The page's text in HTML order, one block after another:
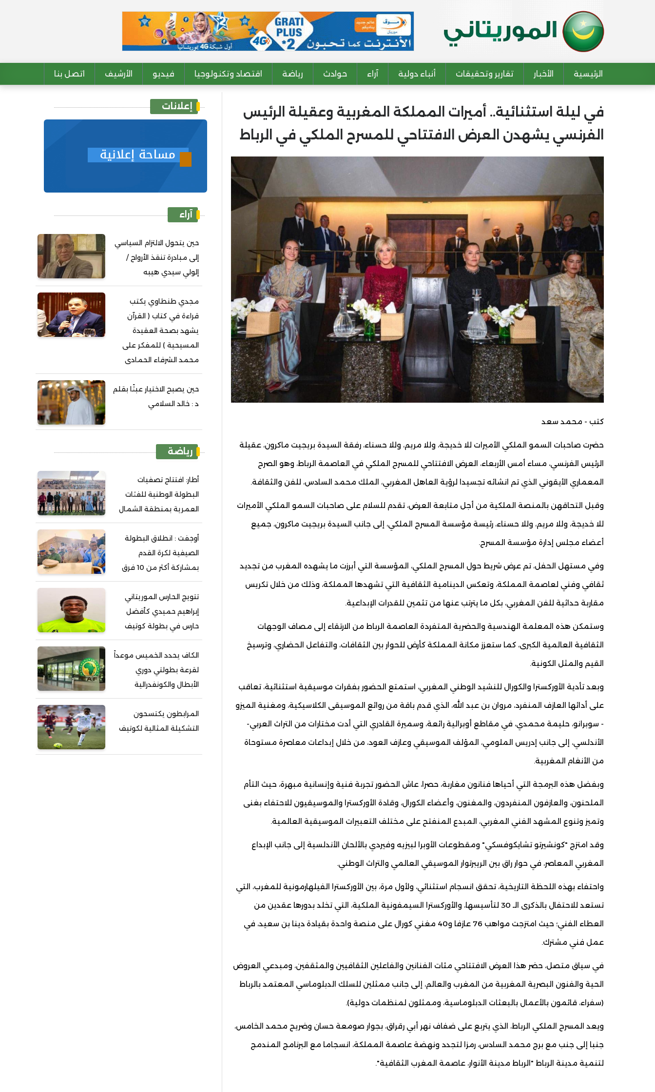
Main navigation
الرئيسية الأخبار تقارير وتحقيقات أنباء دولية آراء حوادث رياضة اقتصاد وتكنولوجيا فيديو الأرشيف اتصل بنا
في ليلة استثنائية.. أميرات المملكة المغربية وعقيلة الرئيس
الفرنسي يشهدن العرض الافتتاحي للمسرح الملكي في الرباط
كتب - محمد سعد
حضرت صاحبات السمو الملكي الأميرات للا خديجة، وللا مريم، وللا حسناء، رفقة السيدة بريجيت ماكرون، عقيلة
الرئيس الفرنسي، مساء أمس الأربعاء، العرض الافتتاحي للمسرح الملكي في العاصمة الرباط، وهو الصرح
المعماري الأيقوني الذي تم انشائه تجسيدا لرؤية العاهل المغربي، الملك محمد السادس، للفن والثقافة.
وقبل التحاقهن بالمنصة الملكية من أجل متابعة العرض، تقدم للسلام على صاحبات السمو الملكي الأميرات
للا خديجة، وللا مريم، وللا حسناء، رئيسة مؤسسة المسرح الملكي، إلى جانب السيدة بريجيت ماكرون، جميع
أعضاء مجلس إدارة مؤسسة المسرح.
وفي مستهل الحفل، تم عرض شريط حول المسرح الملكي، المؤسسة التي أبرزت ما يشهده المغرب من تجديد
ثقافي وفني لعاصمة المملكة، وتعكس الدينامية الثقافية التي تشهدها المملكة، وذلك من خلال تكريس
مقاربة حداثية للفن المغربي، بكل ما يترتب عنها من تثمين للقدرات الإبداعية.
وستمكن هذه المعلمة الهندسية والحضرية المتفردة العاصمة الرباط من الارتقاء إلى مصاف الوجهات
الثقافية العالمية الكبرى، كما ستعزز مكانة المملكة كأرض للحوار بين الثقافات، والتفاعل الحضاري، وترسيخ
القيم والمثل الكونية.
وبعد تأدية الأوركسترا والكورال للنشيد الوطني المغربي، استمتع الحضور بفقرات موسيقية استثنائية، تعاقب
على أدائها العازف المنفرد، مروان بن عبد الله، الذي قدم باقة من روائع الموسيقى الكلاسيكية، ومغنية الميزو
- سوبرانو، حليمة محمدي، في مقاطع أوبرالية رائعة، وسميرة القادري التي أدت مختارات من التراث العربي-
الأندلسي، إلى جانب إدريس الملومي، المؤلف الموسيقي وعازف العود، من خلال إبداعات معاصرة مستوحاة
من الأنغام المغربية.
وبفضل هذه البرمجة التي أحياها فنانون مغاربة، حصرا، عاش الحضور تجربة فنية وإنسانية مبهرة، حيث التأم
الملحنون، والعازفون المنفردون، والمغنون، وأعضاء الكورال، وقادة الأوركسترا والموسيقيون للاحتفاء بغنى
وتميز وتنوع المشهد الفني المغربي، المبدع المنفتح على مختلف التعبيرات الموسيقية العالمية.
وقد امتزج "كونشيرتو تشايكوفسكي" ومقطوعات الأوبرا لبيزيه وفيردي بالألحان الأندلسية إلى جانب الإبداع
المغربي المعاصر، في حوار راق بين الريبرتوار الموسيقي العالمي والتراث الوطني.
واحتفاء بهذه اللحظة التاريخية، تحقق انسجام استثنائي، ولأول مرة، بين الأوركسترا الفيلهارمونية للمغرب، التي
تستعد للاحتفال بالذكرى الـ 30 لتأسيسها، والأوركسترا السيمفونية الملكية، التي تخلد بدورها عقدين من
العطاء الفني؛ حيث امتزجت مواهب 76 عازفا و40 مغني كورال على منصة واحدة بقيادة دينا بن سعيد، في
عمل فني مشترك.
في سياق متصل، حضر هذا العرض الافتتاحي مئات الفنانين والفاعلين الثقافيين والمثقفين، ومبدعي العروض
الحية والفنون البصرية المغربية من المغرب والعالم، إلى جانب ممثلين للسلك الدبلوماسي المعتمد بالرباط
(سفراء، قائمون بالأعمال بالبعثات الدبلوماسية، وممثلون لمنظمات دولية).
ويعد المسرح الملكي الرباط، الذي يتربع على ضفاف نهر أبي رقراق، بجوار صومعة حسان وضريح محمد الخامس،
جنبا إلى جنب مع برج محمد السادس، رمزا لتجدد ونهضة عاصمة المملكة، انسجاما مع البرنامج المندمج
لتنمية مدينة الرباط "الرباط مدينة الأنوار، عاصمة المغرب الثقافية".
إعلانات
آراء
حين يتحول الالتزام السياسي
إلى مبادرة تنقذ الأرواح /
إلولي سيدي هيبه
مجدي طنطاوي يكتب
قراءة في كتاب ( القرآن
يشهد بصحة العقيدة
المسيحية ) للمفكر على
محمد الشرفاء الحمادى
حين يصبح الاختيار عبئًا بقلم
د : خالد السلامي
رياضة
أطار: افتتاح تصفيات
البطولة الوطنية للفئات
العمرية بمنطقة الشمال
أوجفت : انطلاق البطولة
الصيفية لكرة القدم
بمشاركة أكثر من 10 فرق
تتويج الحارس الموريتاني
إبراهيم حميدي كأفضل
حارس في بطولة كوتيف
الكاف يحدد الخميس موعداً
لقرعة بطولتي دوري
الأبطال والكونفدرالية
المرابطون يكتسحون
التشكيلة المثالية لكوتيف